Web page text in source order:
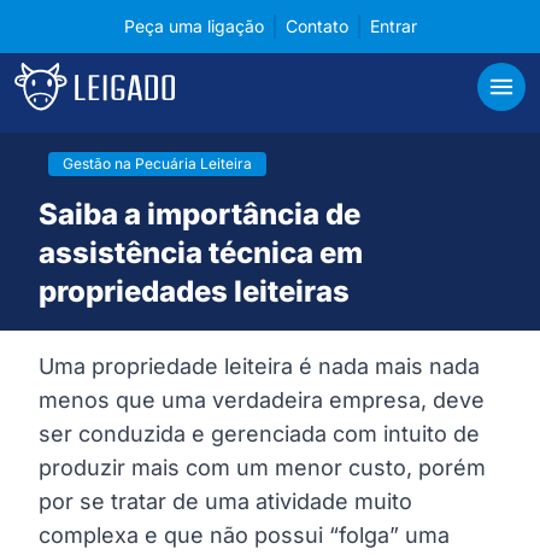
Cases de tecnologia em gerenciamento para
Peça uma ligação Contato Entrar
Leigado
Gestão na Pecuária Leiteira
Saiba a importância de
assistência técnica em
propriedades leiteiras
Uma propriedade leiteira é nada mais nada
menos que uma verdadeira empresa, deve
ser conduzida e gerenciada com intuito de
produzir mais com um menor custo, porém
por se tratar de uma atividade muito
complexa e que não possui “folga” uma